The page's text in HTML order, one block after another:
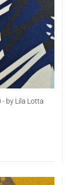
- by Lila Lotta